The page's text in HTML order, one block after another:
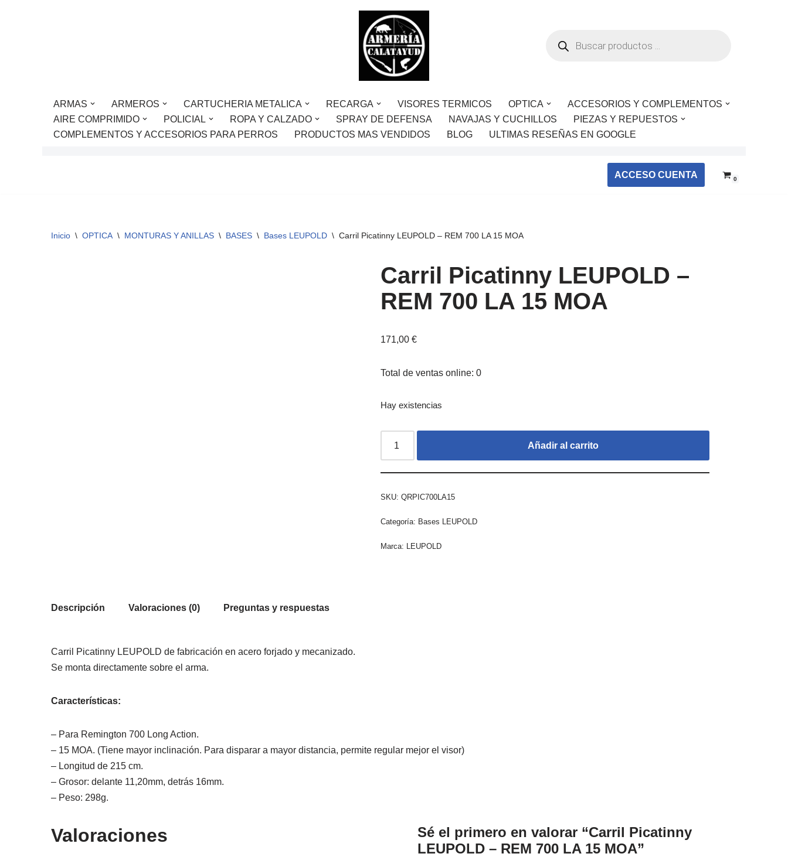
ARMAS ARMEROS CARTUCHERIA METALICA RECARGA VISORES TERMICOS OPTICA
ACCESORIOS Y COMPLEMENTOS
AIRE COMPRIMIDO
POLICIAL ROPA Y CALZADO SPRAY DE DEFENSA NAVAJAS Y CUCHILLOS
PIEZAS Y REPUESTOS
COMPLEMENTOS Y ACCESORIOS PARA PERROS
PRODUCTOS MAS VENDIDOS BLOG ULTIMAS RESEÑAS EN GOOGLE
ACCESO CUENTA 0
Inicio \ OPTICA \ MONTURAS Y ANILLAS \ BASES \ Bases LEUPOLD \ Carril Picatinny LEUPOLD – REM 700 LA 15 MOA
Carril Picatinny LEUPOLD –
REM 700 LA 15 MOA
171,00 €
Total de ventas online: 0
Hay existencias
Añadir al carrito
SKU: QRPIC700LA15
Categoría: Bases LEUPOLD
Marca: LEUPOLD
Descripción Valoraciones (0) Preguntas y respuestas
Carril Picatinny LEUPOLD de fabricación en acero forjado y mecanizado.
Se monta directamente sobre el arma.
Características:
– Para Remington 700 Long Action.
– 15 MOA. (Tiene mayor inclinación. Para disparar a mayor distancia, permite regular mejor el visor)
– Longitud de 215 cm.
– Grosor: delante 11,20mm, detrás 16mm.
– Peso: 298g.
Valoraciones
Sé el primero en valorar “Carril Picatinny
LEUPOLD – REM 700 LA 15 MOA”